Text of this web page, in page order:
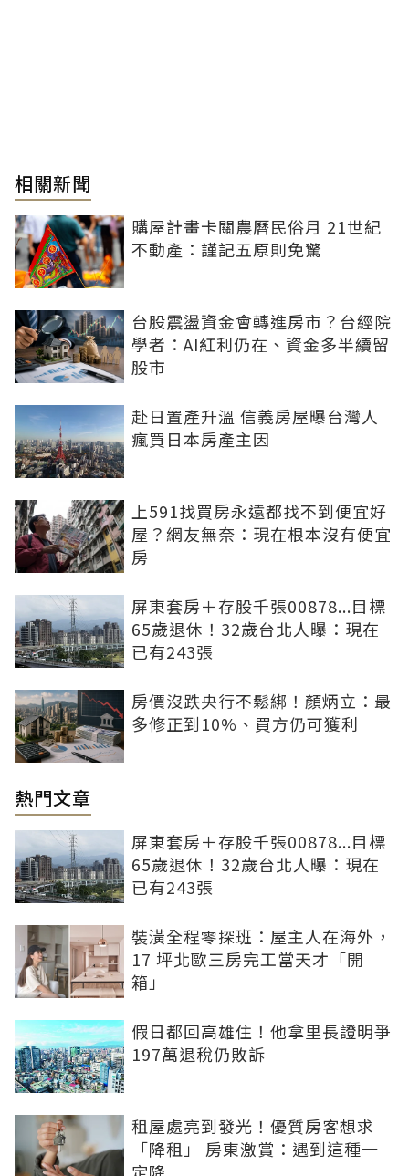
相關新聞
購屋計畫卡關農曆民俗月 21世紀
不動產：謹記五原則免驚
台股震盪資金會轉進房市？台經院
學者：AI紅利仍在、資金多半續留
股市
赴日置產升溫 信義房屋曝台灣人
瘋買日本房產主因
上591找買房永遠都找不到便宜好
屋？網友無奈：現在根本沒有便宜
房
屏東套房＋存股千張00878...目標
65歲退休！32歲台北人曝：現在
已有243張
房價沒跌央行不鬆綁！顏炳立：最
多修正到10%、買方仍可獲利
熱門文章
屏東套房＋存股千張00878...目標
65歲退休！32歲台北人曝：現在
已有243張
裝潢全程零探班：屋主人在海外，
17 坪北歐三房完工當天才「開
箱」
假日都回高雄住！他拿里長證明爭
197萬退稅仍敗訴
租屋處亮到發光！優質房客想求
「降租」 房東激賞：遇到這種一